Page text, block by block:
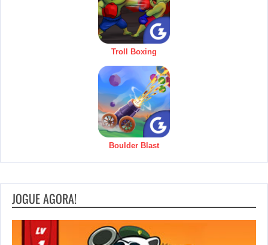
Troll Boxing
Boulder Blast
JOGUE AGORA!